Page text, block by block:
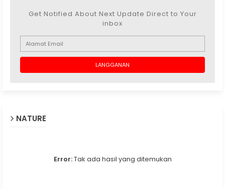
Get Notified About Next Update Direct to Your
inbox
NATURE
Error:Tak ada hasil yang ditemukan